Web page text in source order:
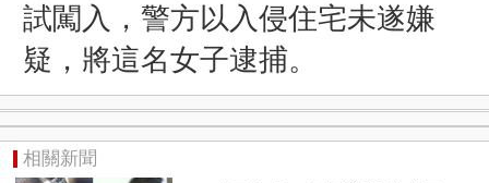
試闖入， 警方以入侵住宅未遂嫌
疑，將這名女子逮捕。
相關新聞